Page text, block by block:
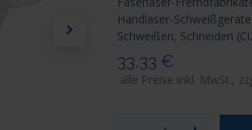
Handlaser-
Schweißen, Schneiden
33,33 €
alle Preise inkl. MwSt.,